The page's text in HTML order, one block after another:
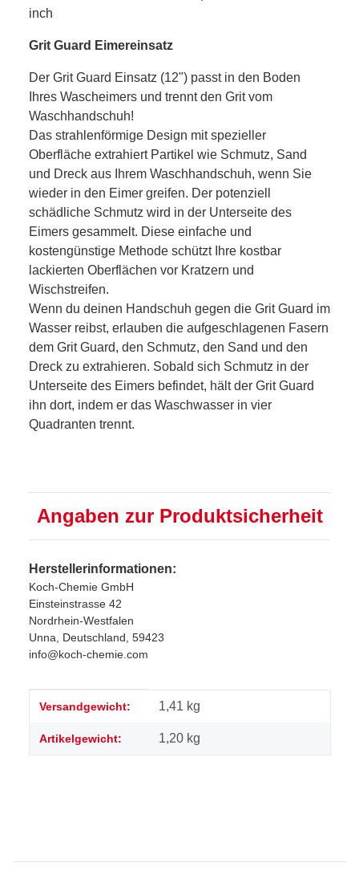
inch
Grit Guard Eimereinsatz
Der Grit Guard Einsatz (12") passt in den Boden
Ihres Wascheimers und trennt den Grit vom
Waschhandschuh!
Das strahlenförmige Design mit spezieller
Oberfläche extrahiert Partikel wie Schmutz, Sand
und Dreck aus Ihrem Waschhandschuh, wenn Sie
wieder in den Eimer greifen. Der potenziell
schädliche Schmutz wird in der Unterseite des
Eimers gesammelt. Diese einfache und
kostengünstige Methode schützt Ihre kostbar
lackierten Oberflächen vor Kratzern und
Wischstreifen.
Wenn du deinen Handschuh gegen die Grit Guard im
Wasser reibst, erlauben die aufgeschlagenen Fasern
dem Grit Guard, den Schmutz, den Sand und den
Dreck zu extrahieren. Sobald sich Schmutz in der
Unterseite des Eimers befindet, hält der Grit Guard
ihn dort, indem er das Waschwasser in vier
Quadranten trennt.
Angaben zur Produktsicherheit
Herstellerinformationen:
Koch-Chemie GmbH
Einsteinstrasse 42
Nordrhein-Westfalen
Unna, Deutschland, 59423
info@koch-chemie.com
Produkteigenschaft
Wert
Versandgewicht: 1,41 kg
Artikelgewicht: 1,20 kg